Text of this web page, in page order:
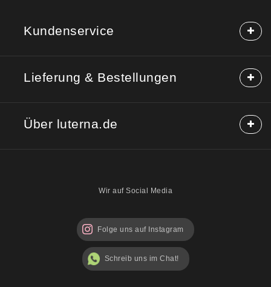
Kundenservice
Hilfe & Kontakt
Rücksendung
Lieferung & Bestellungen
Rabattcodes
Über luterna.de
Wir auf Social Media
Folge uns auf Instagram
Schreib uns im Chat!